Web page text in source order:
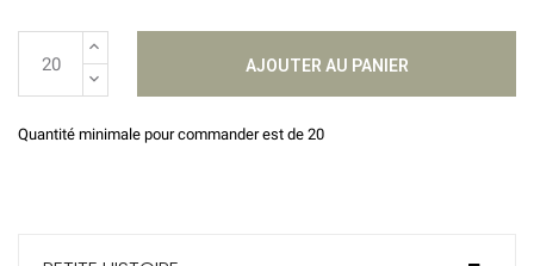
AJOUTER AU PANIER
Quantité minimale pour commander est de 20